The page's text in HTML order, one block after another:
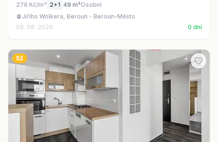
276 Kč/m² 2+1 49 m²Osobní
Jiřího Wolkera, Beroun - Beroun-Město
08. 08. 2026
0 dní
52